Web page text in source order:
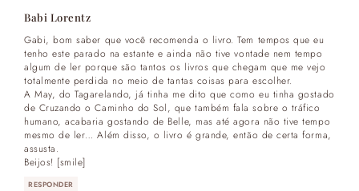
Babi Lorentz
Gabi, bom saber que você recomenda o livro. Tem tempos que eu
tenho este parado na estante e ainda não tive vontade nem tempo
algum de ler porque são tantos os livros que chegam que me vejo
totalmente perdida no meio de tantas coisas para escolher.
A May, do Tagarelando, já tinha me dito que como eu tinha gostado
de Cruzando o Caminho do Sol, que também fala sobre o tráfico
humano, acabaria gostando de Belle, mas até agora não tive tempo
mesmo de ler… Além disso, o livro é grande, então de certa forma,
assusta.
Beijos! [smile]
RESPONDER